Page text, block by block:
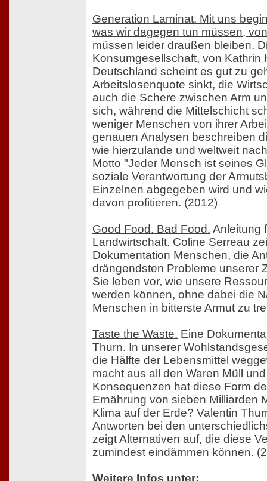
Generation Laminat. Mit uns
was wir dagegen tun müssen,
müssen leider draußen bleiben.
Konsumgesellschaft, von Kathrin
Deutschland scheint es gut zu
Arbeitslosenquote sinkt, die
auch die Schere zwischen Arm
sich, während die Mittelschicht
weniger Menschen von ihrer
genauen Analysen beschreiben
wie hierzulande und weltweit
Motto "Jeder Mensch ist seines
soziale Verantwortung der
Einzelnen abgegeben wird und
davon profitieren. (2012)
Good Food. Bad Food. Anleitung
Landwirtschaft. Coline Serreau
Dokumentation Menschen, die
drängendsten Probleme unserer
Sie leben vor, wie unsere
werden können, ohne dabei die
Menschen in bitterste Armut zu
Taste the Waste. Eine
Thurn. In unserer
die Hälfte der Lebensmittel
macht aus all den Waren Müll
Konsequenzen hat diese Form
Ernährung von sieben Milliarden
Klima auf der Erde? Valentin
Antworten bei den
zeigt Alternativen auf, die diese
zumindest eindämmen können.